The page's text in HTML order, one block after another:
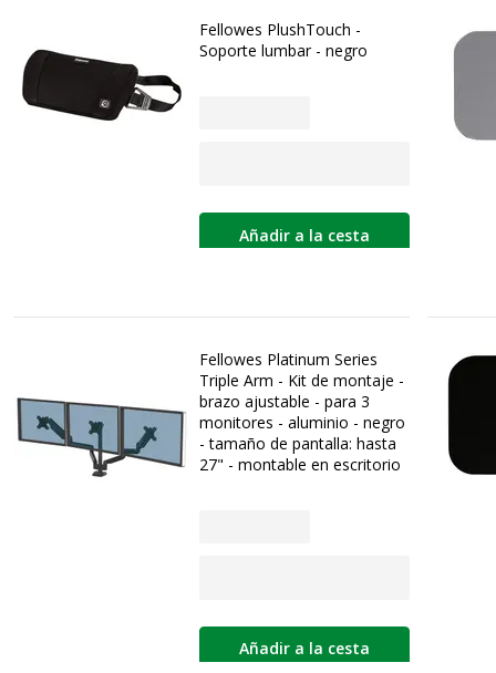
Fellowes PlushTouch -
Soporte lumbar - negro
Añadir a la cesta
Fellowes Platinum Series
Triple Arm - Kit de montaje -
brazo ajustable - para 3
monitores - aluminio - negro
- tamaño de pantalla: hasta
27" - montable en escritorio
Añadir a la cesta